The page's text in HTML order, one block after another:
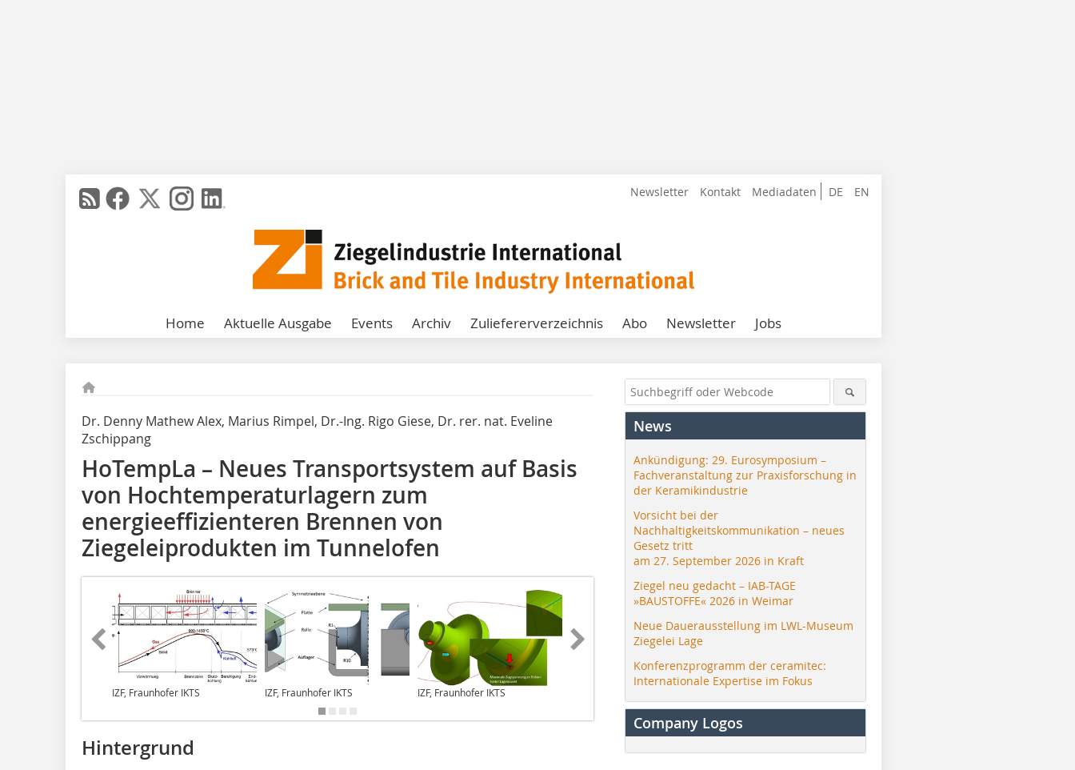
DE EN
Newsletter Kontakt Mediadaten
Home Aktuelle Ausgabe Events Archiv Zuliefererverzeichnis Abo Newsletter Jobs
Dr. Denny Mathew Alex, Marius Rimpel, Dr.-Ing. Rigo Giese, Dr. rer. nat. Eveline
Zschippang
HoTempLa – Neues Transportsystem auf Basis
von Hochtemperaturlagern zum
energieeffizienteren Brennen von
Ziegeleiprodukten im Tunnelofen
IZF, Fraunhofer IKTS IZF, Fraunhofer IKTS IZF, Fraunhofer IKTS IZF, Fraunhofer IKTS
Hintergrund
News
Ankündigung: 29. Eurosymposium –
Fachveranstaltung zur Praxisforschung in
der Keramikindustrie
Vorsicht bei der
Nachhaltigkeitskommunikation – neues
Gesetz tritt
am 27. September 2026 in Kraft
Ziegel neu gedacht – IAB-TAGE
»BAUSTOFFE« 2026 in Weimar
Neue Dauerausstellung im LWL-Museum
Ziegelei Lage
Konferenzprogramm der ceramitec:
Internationale Expertise im Fokus
Company Logos